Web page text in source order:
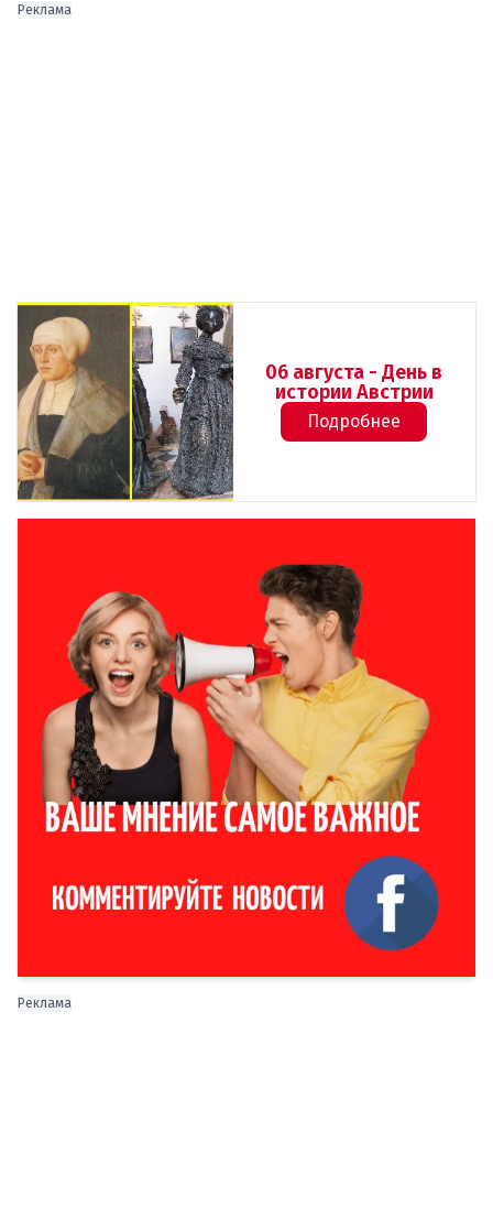
Реклама
06 августа - День в
истории Австрии
Подробнее
Реклама